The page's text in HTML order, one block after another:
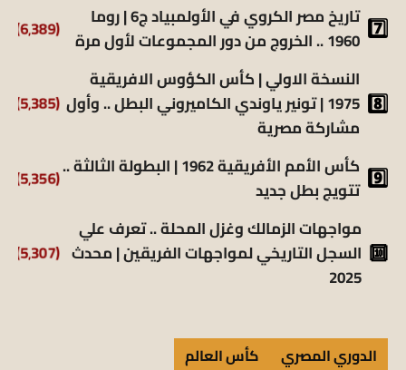
تاريخ مصر الكروي في الأولمبياد ج6 | روما
1960 .. الخروج من دور المجموعات لأول مرة
(6٬389)
النسخة الاولي | كأس الكؤوس الافريقية
1975 | تونير ياوندي الكاميروني البطل .. وأول
مشاركة مصرية
(5٬385)
كأس الأمم الأفريقية 1962 | البطولة الثالثة ..
تتويج بطل جديد
(5٬356)
مواجهات الزمالك وغزل المحلة .. تعرف علي
السجل التاريخي لمواجهات الفريقين | محدث
2025
(5٬307)
الدوري المصري كأس العالم